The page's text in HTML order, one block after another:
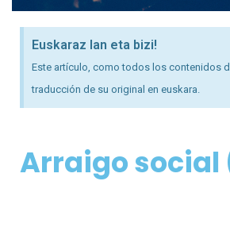
Euskaraz lan eta bizi!
Este artículo, como todos los contenidos
traducción de su original en euskara.
Arraigo social